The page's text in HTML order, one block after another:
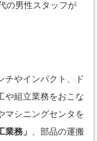
の男性スタッフが
チやインパクト、ド
や組立業務をおこな
マシニングセンタを
業務」
、部品の運搬